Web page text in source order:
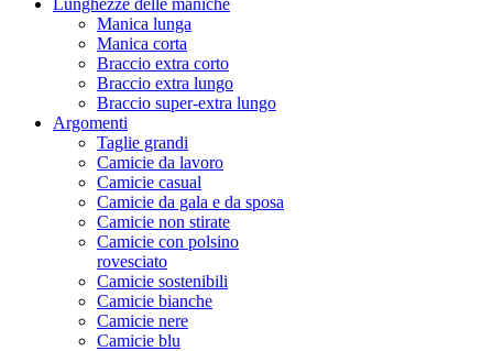
Lunghezze delle maniche
Manica lunga
Manica corta
Braccio extra corto
Braccio extra lungo
Braccio super-extra lungo
Argomenti
Taglie grandi
Camicie da lavoro
Camicie casual
Camicie da gala e da sposa
Camicie non stirate
Camicie con polsino
rovesciato
Camicie sostenibili
Camicie bianche
Camicie nere
Camicie blu